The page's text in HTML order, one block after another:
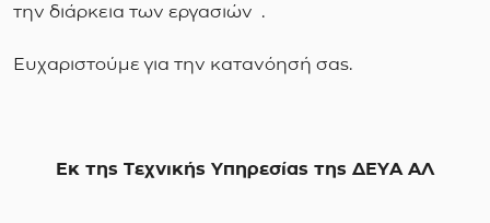
την διάρκεια των εργασιών .
Ευχαριστούμε για την κατανόησή σας.
Εκ της Τεχνικής Υπηρεσίας της ΔΕΥΑ ΑΛ